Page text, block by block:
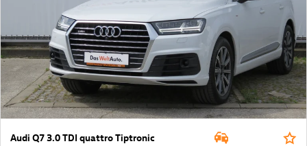
Audi Q7 3.0 TDI quattro Tiptronic